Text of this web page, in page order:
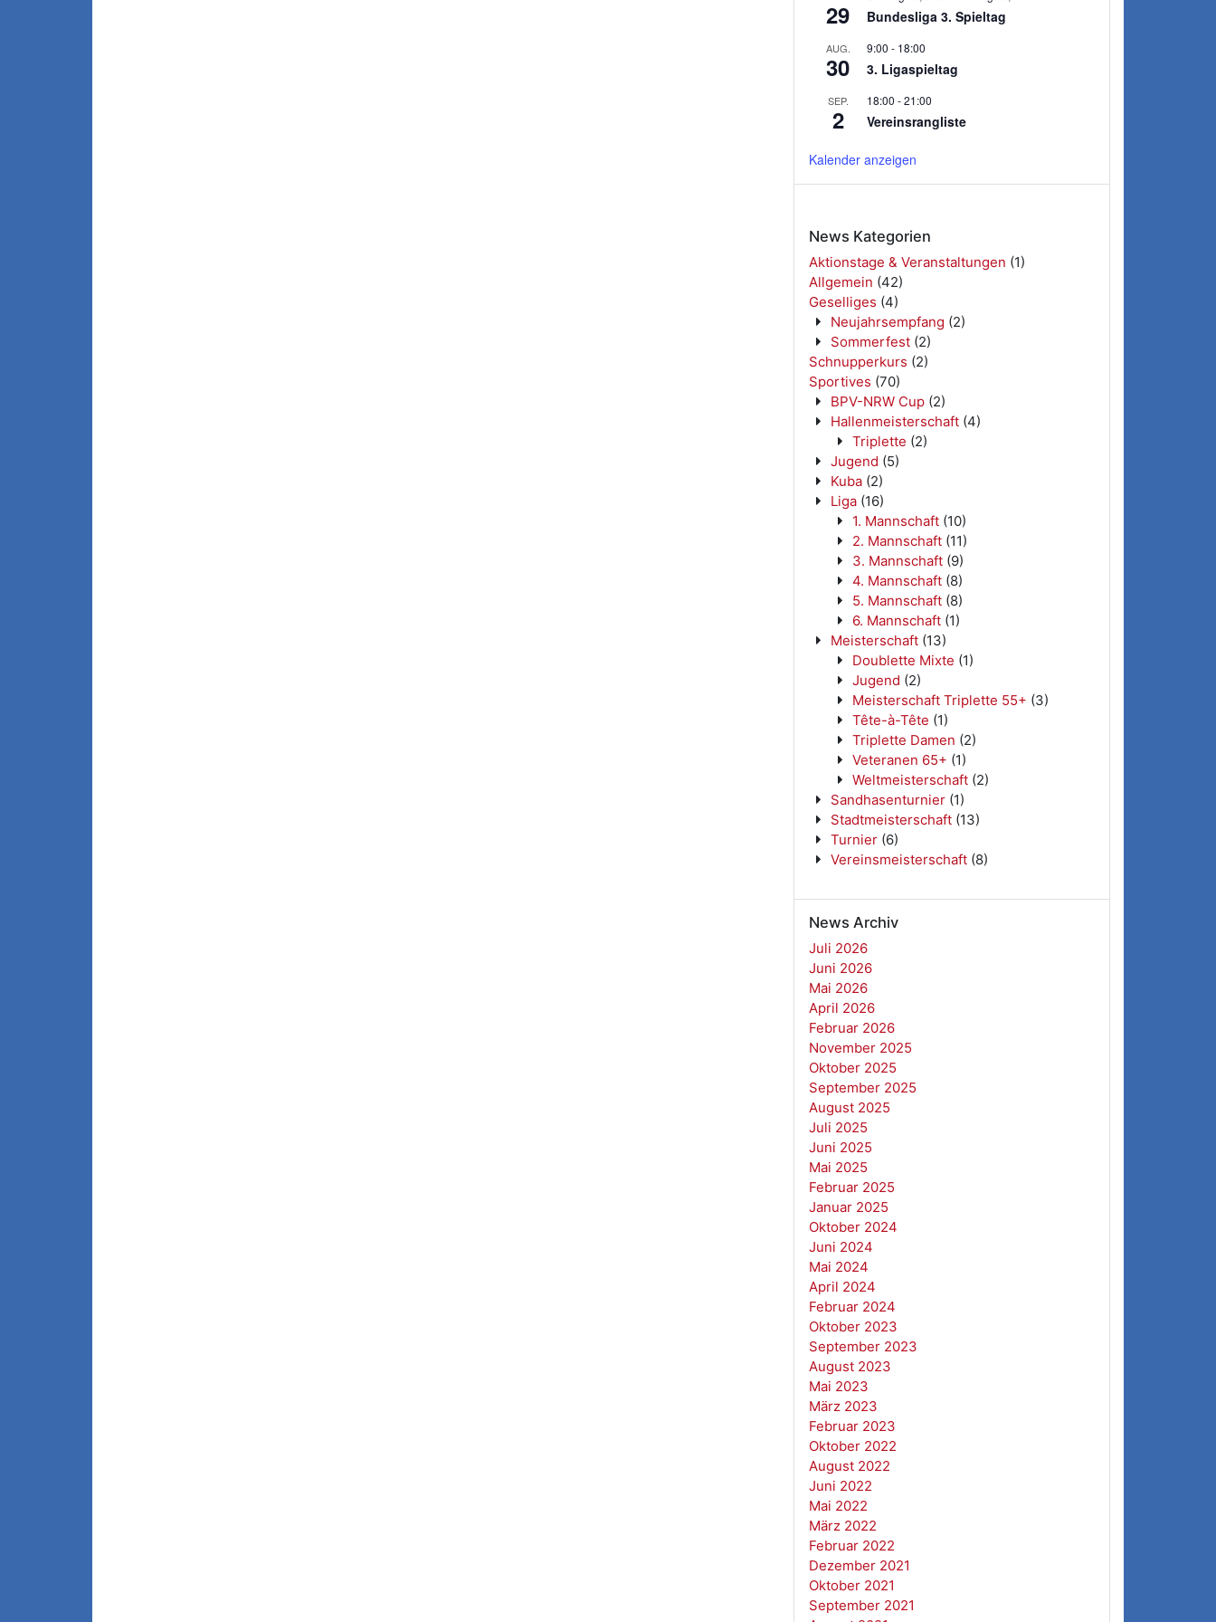
29 Bundesliga 3. Spieltag
AUG.
30
9:00 - 18:00
3. Ligaspieltag
SEP.
2
18:00 -21:00
Vereinsrangliste
Kalender anzeigen
News Kategorien
Aktionstage & Veranstaltungen (1)
Allgemein (42)
Geselliges (4)
Neujahrsempfang (2)
Sommerfest (2)
Schnupperkurs (2)
Sportives (70)
BPV-NRW Cup (2)
Hallenmeisterschaft (4)
Triplette (2)
Jugend (5)
Kuba (2)
Liga (16)
1. Mannschaft (10)
2. Mannschaft (11)
3. Mannschaft (9)
4. Mannschaft (8)
5. Mannschaft (8)
6. Mannschaft (1)
Meisterschaft (13)
Doublette Mixte (1)
Jugend (2)
Meisterschaft Triplette 55+ (3)
Tête-à-Tête (1)
Triplette Damen (2)
Veteranen 65+ (1)
Weltmeisterschaft (2)
Sandhasenturnier (1)
Stadtmeisterschaft (13)
Turnier (6)
Vereinsmeisterschaft (8)
News Archiv
Juli 2026
Juni 2026
Mai 2026
April 2026
Februar 2026
November 2025
Oktober 2025
September 2025
August 2025
Juli 2025
Juni 2025
Mai 2025
Februar 2025
Januar 2025
Oktober 2024
Juni 2024
Mai 2024
April 2024
Februar 2024
Oktober 2023
September 2023
August 2023
Mai 2023
März 2023
Februar 2023
Oktober 2022
August 2022
Juni 2022
Mai 2022
März 2022
Februar 2022
Dezember 2021
Oktober 2021
September 2021